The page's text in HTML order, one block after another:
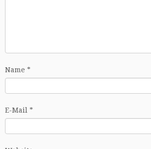
Name *
E-Mail *